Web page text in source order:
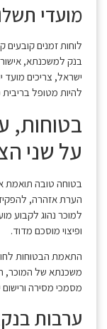
מועדי
לוחות זמנים
בנק למשכנתא,
ישראל, צריכים מועד
להיות מטופל בריבית
בטוחות,
על שני
בטוחה טובה תואמת
הערת אזהרה,
למוכר נהוג לקבוע
ופיצוי מוסכם מדוד.
התאמת הבטוחות
משכנתא של המוכר,
מסמכי מסירה
ערבות